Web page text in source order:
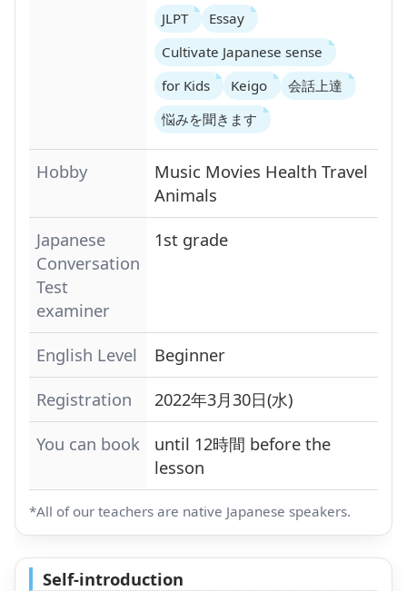
JLPT
Essay
Cultivate Japanese sense
for Kids
Keigo
会話上達
悩みを聞きます
Hobby Music Movies Health Travel
Animals
Japanese
Conversation
Test
examiner
1st grade
English Level
Beginner
Registration
2022年3月30日(水)
You can book
until 12時間 before the
lesson
*All of our teachers are native Japanese speakers.
Self-introduction